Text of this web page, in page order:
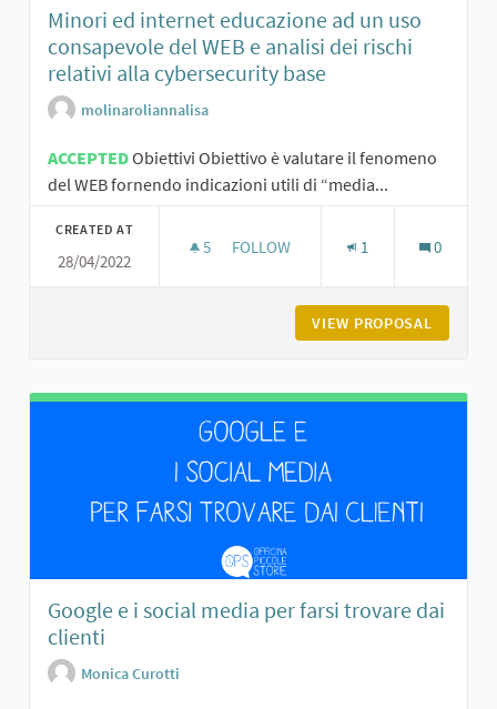
Minori ed internet educazione ad un uso
consapevole del WEB e analisi dei rischi
relativi alla cybersecurity base
molinaroliannalisa
ACCEPTEDObiettivi Obiettivo è valutare il fenomeno
del WEB fornendo indicazioni utili di “media...
CREATED AT
28/04/2022
5 5 FOLLOWERS
FOLLOW 1 0
VIEW PROPOSAL
Google e i social media per farsi trovare dai
clienti
Monica Curotti